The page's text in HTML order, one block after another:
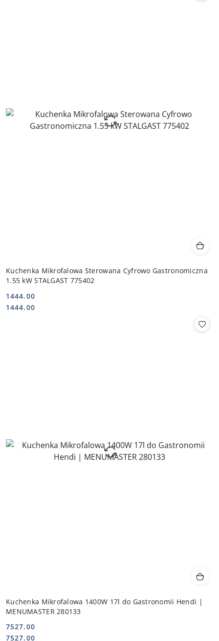
Kuchenka Mikrofalowa Sterowana Cyfrowo Gastronomiczna
1.55 kW STALGAST 775402
Cena:
1444.00
Cena:
1444.00
Kuchenka Mikrofalowa 1400W 17l do Gastronomii Hendi |
MENUMASTER 280133
Cena:
7527.00
Cena:
7527.00